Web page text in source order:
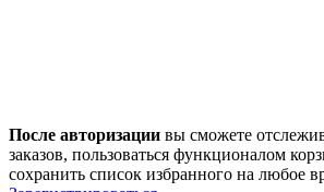
После авторизации вы сможете
заказов, пользоваться функционалом
сохранить список избранного на любое